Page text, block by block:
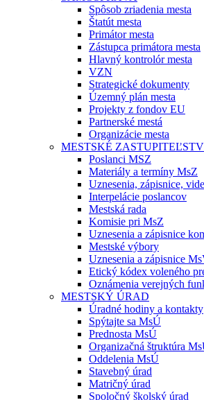
Spôsob zriadenia mesta
Štatút mesta
Primátor mesta
Zástupca primátora mesta
Hlavný kontrolór mesta
VZN
Strategické dokumenty
Územný plán mesta
Projekty z fondov EU
Partnerské mestá
Organizácie mesta
MESTSKÉ
Poslanci MSZ
Materiály a termíny MsZ
Uznesenia, zápisnice,
Interpelácie poslancov
Mestská rada
Komisie pri MsZ
Uznesenia a zápisnice
Mestské výbory
Uznesenia a zápisnice
Etický kódex voleného
Oznámenia verejných
MESTSKÝ ÚRAD
Úradné hodiny a kontakty
Spýtajte sa MsÚ
Prednosta MsÚ
Organizačná štruktúra
Oddelenia MsÚ
Stavebný úrad
Matričný úrad
Spoločný školský úrad